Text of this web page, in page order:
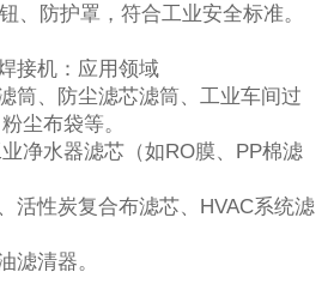
、防护罩，符合工业安全标准。
接机： 应用领域
筒、防尘滤芯滤筒、工业车间过
尘布袋等。
净水器滤芯（如RO膜、PP棉滤
活性炭复合布滤芯、HVAC系统滤
滤清器。